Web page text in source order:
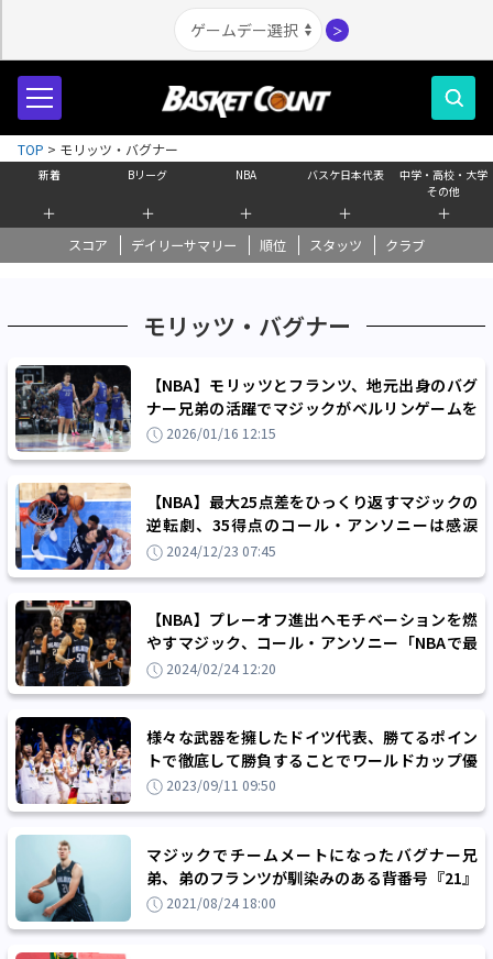
＞
新着
＋
Bリーグ
＋
NBA
＋
バスケ日本代表
＋
中学・高校・大学
その他
＋
スコア デイリーサマリー 順位 スタッツ クラブ
TOP > モリッツ・バグナー
モリッツ・バグナー
【NBA】モリッツとフランツ、地元出身のバグ
ナー兄弟の活躍でマジックがベルリンゲームを
制す「感謝の気持ちしかない」
2026/01/16 12:15
【NBA】最大25点差をひっくり返すマジックの
逆転劇、35得点のコール・アンソニーは感涙
「やっと勝利に貢献できた」
2024/12/23 07:45
【NBA】プレーオフ進出へモチベーションを燃
やすマジック、コール・アンソニー「NBAで最
高のセカンドユニットになれる」
2024/02/24 12:20
様々な武器を擁したドイツ代表、勝てるポイン
トで徹底して勝負することでワールドカップ優
勝を勝ち取る
2023/09/11 09:50
マジックでチームメートになったバグナー兄
弟、弟のフランツが馴染みのある背番号『21』
を再契約祝いに兄モリッツに譲る
2021/08/24 18:00